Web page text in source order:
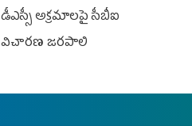
డీఎస్సీ అక్రమాలపై సీబీఐ
విచారణ జరపాలి